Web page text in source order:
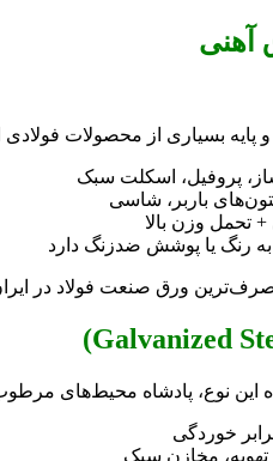
آهنی
پایه بسیاری از محصولات
پروفیل، اسکلت سبک
باربر، شاسی
تحمل وزن بالا
به رنگ یا پوشش ضدزنگ دارد
ورق صنعت فولاد در
نوع، پادشاه محیط‌های
خوردگی
مخازن سبک